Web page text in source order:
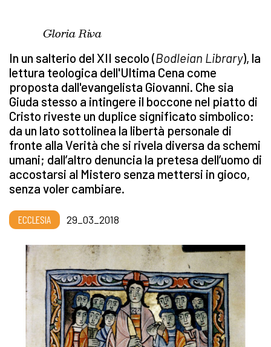
Gloria Riva
In un salterio del XII secolo (Bodleian Library), la
lettura teologica dell'Ultima Cena come
proposta dall'evangelista Giovanni. Che sia
Giuda stesso a intingere il boccone nel piatto di
Cristo riveste un duplice significato simbolico:
da un lato sottolinea la libertà personale di
fronte alla Verità che si rivela diversa da schemi
umani; dall’altro denuncia la pretesa dell’uomo di
accostarsi al Mistero senza mettersi in gioco,
senza voler cambiare.
ECCLESIA 29_03_2018